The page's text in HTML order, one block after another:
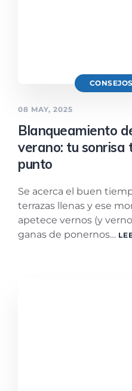
08 MAY, 2025
Blanqueamiento
verano: tu sonrisa
punto
Se acerca el buen
terrazas llenas y ese
apetece vernos (y
ganas de ponernos…